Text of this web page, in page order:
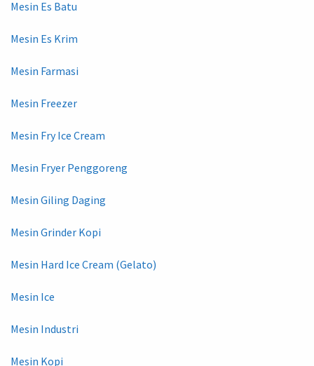
Mesin Es Batu
Mesin Es Krim
Mesin Farmasi
Mesin Freezer
Mesin Fry Ice Cream
Mesin Fryer Penggoreng
Mesin Giling Daging
Mesin Grinder Kopi
Mesin Hard Ice Cream (Gelato)
Mesin Ice
Mesin Industri
Mesin Kopi